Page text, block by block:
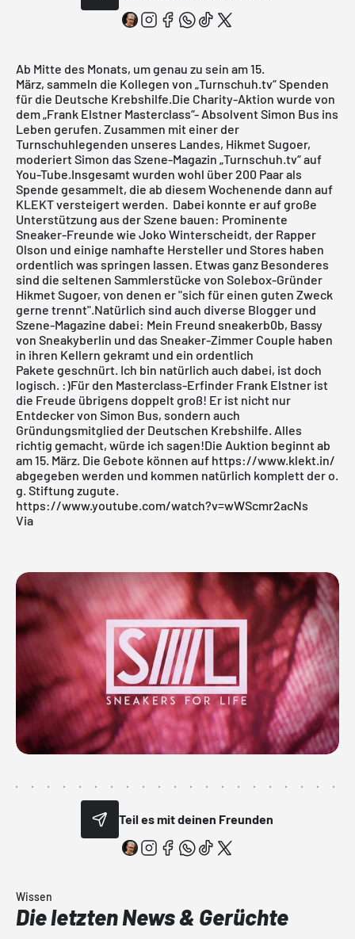
Ab Mitte des Monats, um genau zu sein am 15.
März, sammeln die Kollegen von „Turnschuh.tv“ Spenden
für die Deutsche Krebshilfe.Die Charity-Aktion wurde von
dem „Frank Elstner Masterclass“- Absolvent Simon Bus ins
Leben gerufen. Zusammen mit einer der
Turnschuhlegenden unseres Landes, Hikmet Sugoer,
moderiert Simon das Szene-Magazin „Turnschuh.tv“ auf
You-Tube.Insgesamt wurden wohl über 200 Paar als
Spende gesammelt, die ab diesem Wochenende dann auf
KLEKT versteigert werden. Dabei konnte er auf große
Unterstützung aus der Szene bauen: Prominente
Sneaker-Freunde wie Joko Winterscheidt, der Rapper
Olson und einige namhafte Hersteller und Stores haben
ordentlich was springen lassen. Etwas ganz Besonderes
sind die seltenen Sammlerstücke von Solebox-Gründer
Hikmet Sugoer, von denen er "sich für einen guten Zweck
gerne trennt".Natürlich sind auch diverse Blogger und
Szene-Magazine dabei: Mein Freund sneakerb0b, Bassy
von Sneakyberlin und das Sneaker-Zimmer Couple haben
in ihren Kellern gekramt und ein ordentlich
Pakete geschnürt. Ich bin natürlich auch dabei, ist doch
logisch. :)Für den Masterclass-Erfinder Frank Elstner ist
die Freude übrigens doppelt groß! Er ist nicht nur
Entdecker von Simon Bus, sondern auch
Gründungsmitglied der Deutschen Krebshilfe. Alles
richtig gemacht, würde ich sagen!Die Auktion beginnt ab
am 15. März. Die Gebote können auf https://www.klekt.in/
abgegeben werden und kommen natürlich komplett der o.
g. Stiftung zugute.
https://www.youtube.com/watch?v=wWScmr2acNs
Via
Teil es mit deinen Freunden
Wissen
Die letzten News & Gerüchte